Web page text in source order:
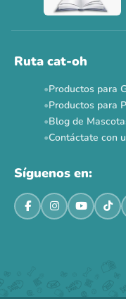
Ruta cat-oh
Productos para
Productos para
Blog de
Contáctate con
Síguenos en: